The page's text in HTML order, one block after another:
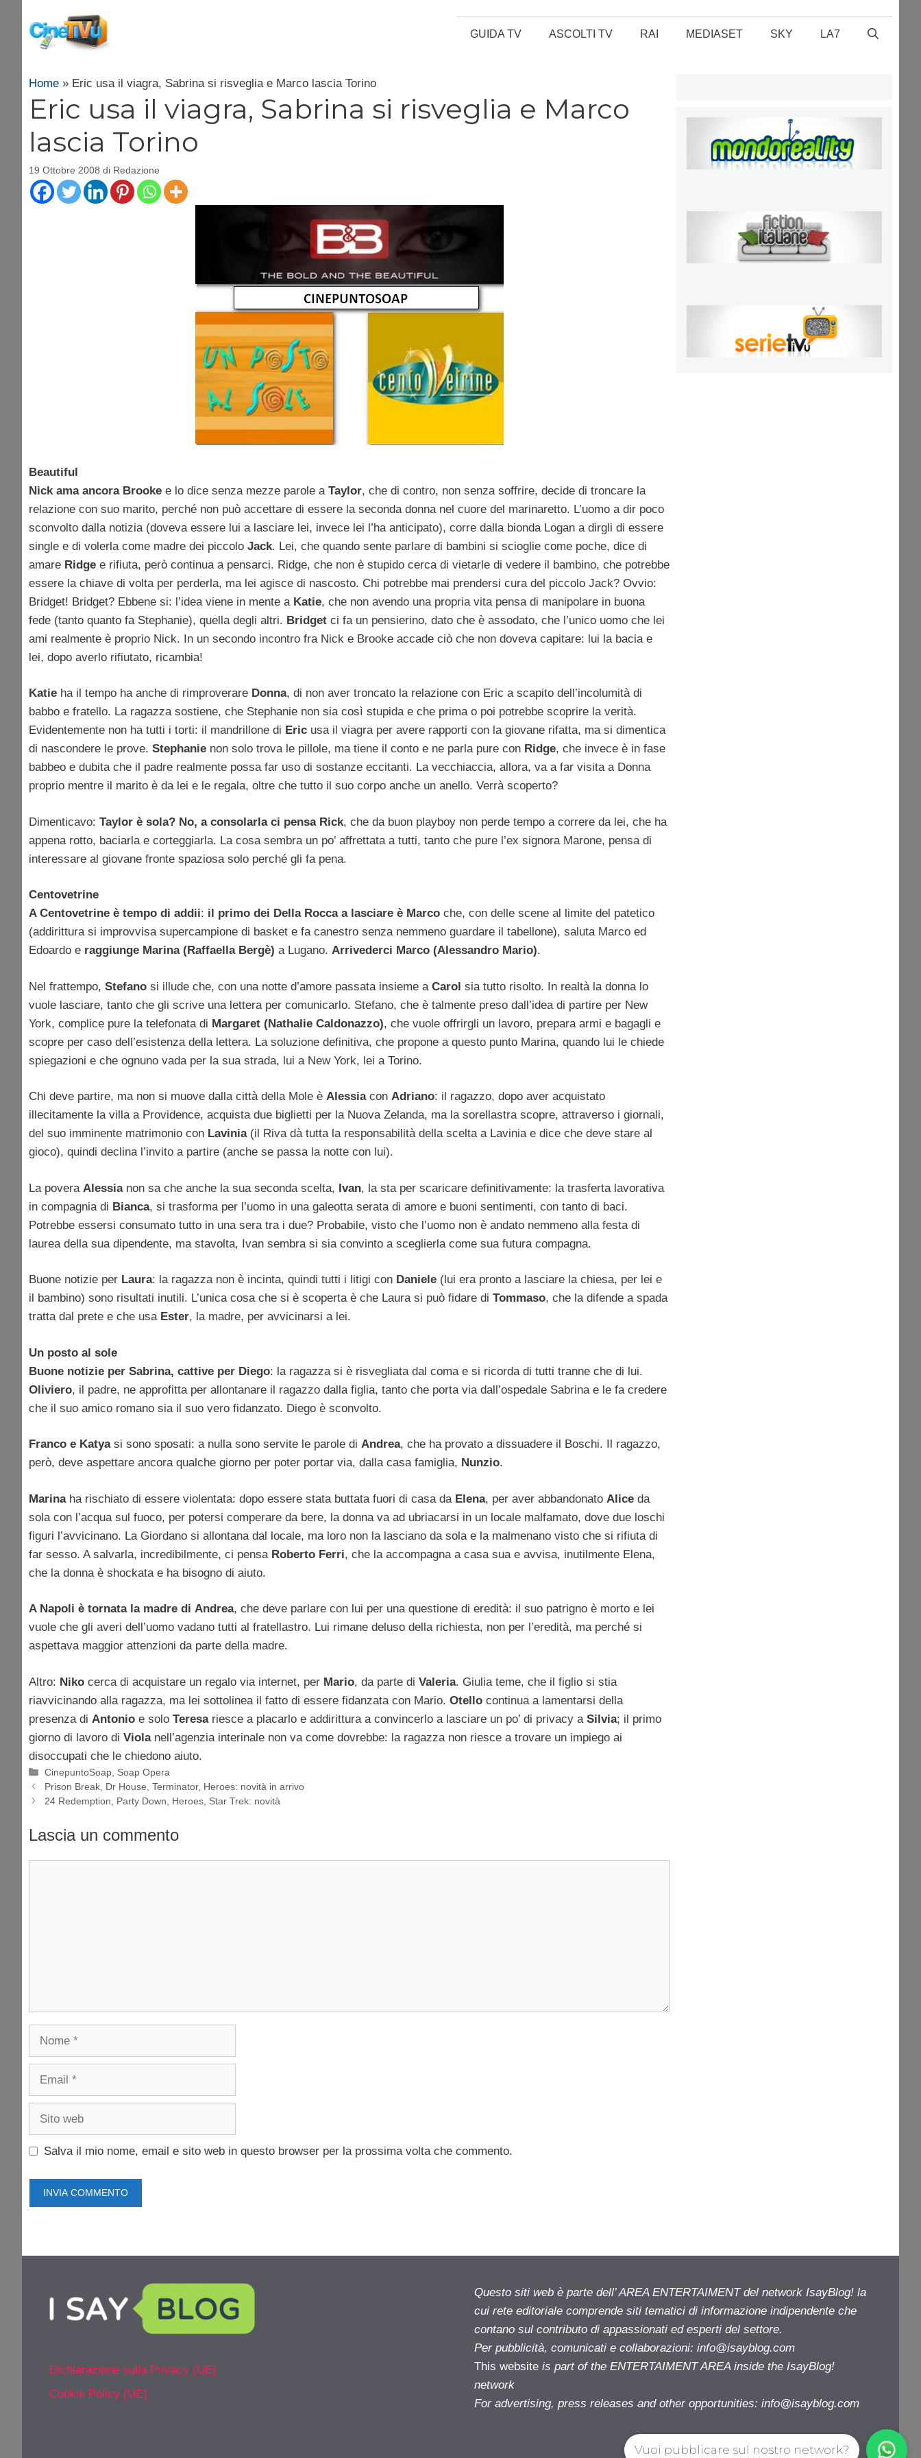
contenuto
GUIDA TV ASCOLTI TV RAI MEDIASET SKY LA7
Home » Eric usa il viagra, Sabrina si risveglia e Marco lascia Torino
Eric usa il viagra, Sabrina si risveglia e Marco
lascia Torino
19 Ottobre 2008 di Redazione
Beautiful
Nick ama ancora Brooke e lo dice senza mezze parole a Taylor, che di contro, non senza soffrire, decide di troncare la
relazione con suo marito, perché non può accettare di essere la seconda donna nel cuore del marinaretto. L’uomo a dir poco
sconvolto dalla notizia (doveva essere lui a lasciare lei, invece lei l’ha anticipato), corre dalla bionda Logan a dirgli di essere
single e di volerla come madre dei piccolo Jack. Lei, che quando sente parlare di bambini si scioglie come poche, dice di
amare Ridge e rifiuta, però continua a pensarci. Ridge, che non è stupido cerca di vietarle di vedere il bambino, che potrebbe
essere la chiave di volta per perderla, ma lei agisce di nascosto. Chi potrebbe mai prendersi cura del piccolo Jack? Ovvio:
Bridget! Bridget? Ebbene si: l’idea viene in mente a Katie, che non avendo una propria vita pensa di manipolare in buona
fede (tanto quanto fa Stephanie), quella degli altri. Bridget ci fa un pensierino, dato che è assodato, che l’unico uomo che lei
ami realmente è proprio Nick. In un secondo incontro fra Nick e Brooke accade ciò che non doveva capitare: lui la bacia e
lei, dopo averlo rifiutato, ricambia!
Katie ha il tempo ha anche di rimproverare Donna, di non aver troncato la relazione con Eric a scapito dell’incolumità di
babbo e fratello. La ragazza sostiene, che Stephanie non sia così stupida e che prima o poi potrebbe scoprire la verità.
Evidentemente non ha tutti i torti: il mandrillone di Eric usa il viagra per avere rapporti con la giovane rifatta, ma si dimentica
di nascondere le prove. Stephanie non solo trova le pillole, ma tiene il conto e ne parla pure con Ridge, che invece è in fase
babbeo e dubita che il padre realmente possa far uso di sostanze eccitanti. La vecchiaccia, allora, va a far visita a Donna
proprio mentre il marito è da lei e le regala, oltre che tutto il suo corpo anche un anello. Verrà scoperto?
Dimenticavo: Taylor è sola? No, a consolarla ci pensa Rick, che da buon playboy non perde tempo a correre da lei, che ha
appena rotto, baciarla e corteggiarla. La cosa sembra un po’ affrettata a tutti, tanto che pure l’ex signora Marone, pensa di
interessare al giovane fronte spaziosa solo perché gli fa pena.
Centovetrine
A Centovetrine è tempo di addii: il primo dei Della Rocca a lasciare è Marco che, con delle scene al limite del patetico
(addirittura si improvvisa supercampione di basket e fa canestro senza nemmeno guardare il tabellone), saluta Marco ed
Edoardo e raggiunge Marina (Raffaella Bergè) a Lugano. Arrivederci Marco (Alessandro Mario).
Nel frattempo, Stefano si illude che, con una notte d’amore passata insieme a Carol sia tutto risolto. In realtà la donna lo
vuole lasciare, tanto che gli scrive una lettera per comunicarlo. Stefano, che è talmente preso dall’idea di partire per New
York, complice pure la telefonata di Margaret (Nathalie Caldonazzo), che vuole offrirgli un lavoro, prepara armi e bagagli e
scopre per caso dell’esistenza della lettera. La soluzione definitiva, che propone a questo punto Marina, quando lui le chiede
spiegazioni e che ognuno vada per la sua strada, lui a New York, lei a Torino.
Chi deve partire, ma non si muove dalla città della Mole è Alessiacon Adriano: il ragazzo, dopo aver acquistato
illecitamente la villa a Providence, acquista due biglietti per la Nuova Zelanda, ma la sorellastra scopre, attraverso i giornali,
del suo imminente matrimonio con Lavinia(il Riva dà tutta la responsabilità della scelta a Lavinia e dice che deve stare al
gioco), quindi declina l’invito a partire (anche se passa la notte con lui).
La povera Alessianon sa che anche la sua seconda scelta, Ivan, la sta per scaricare definitivamente: la trasferta lavorativa
in compagnia di Bianca, si trasforma per l’uomo in una galeotta serata di amore e buoni sentimenti, con tanto di baci.
Potrebbe essersi consumato tutto in una sera tra i due? Probabile, visto che l’uomo non è andato nemmeno alla festa di
laurea della sua dipendente, ma stavolta, Ivan sembra si sia convinto a sceglierla come sua futura compagna.
Buone notizie per Laura: la ragazza non è incinta, quindi tutti i litigi con Daniele (lui era pronto a lasciare la chiesa, per lei e
il bambino) sono risultati inutili. L’unica cosa che si è scoperta è che Laura si può fidare di Tommaso, che la difende a spada
tratta dal prete e che usa Ester, la madre, per avvicinarsi a lei.
Un posto al sole
Buone notizie per Sabrina, cattive per Diego: la ragazza si è risvegliata dal coma e si ricorda di tutti tranne che di lui.
Oliviero, il padre, ne approfitta per allontanare il ragazzo dalla figlia, tanto che porta via dall’ospedale Sabrina e le fa credere
che il suo amico romano sia il suo vero fidanzato. Diego è sconvolto.
Franco e Katyasi sono sposati: a nulla sono servite le parole di Andrea, che ha provato a dissuadere il Boschi. Il ragazzo,
però, deve aspettare ancora qualche giorno per poter portar via, dalla casa famiglia, Nunzio.
Marinaha rischiato di essere violentata: dopo essere stata buttata fuori di casa da Elena, per aver abbandonato Alice da
sola con l’acqua sul fuoco, per potersi comperare da bere, la donna va ad ubriacarsi in un locale malfamato, dove due loschi
figuri l’avvicinano. La Giordano si allontana dal locale, ma loro non la lasciano da sola e la malmenano visto che si rifiuta di
far sesso. A salvarla, incredibilmente, ci pensa Roberto Ferri, che la accompagna a casa sua e avvisa, inutilmente Elena,
che la donna è shockata e ha bisogno di aiuto.
A Napoli è tornata la madre di Andrea, che deve parlare con lui per una questione di eredità: il suo patrigno è morto e lei
vuole che gli averi dell’uomo vadano tutti al fratellastro. Lui rimane deluso della richiesta, non per l’eredità, ma perché si
aspettava maggior attenzioni da parte della madre.
Altro: Niko cerca di acquistare un regalo via internet, per Mario, da parte di Valeria. Giulia teme, che il figlio si stia
riavvicinando alla ragazza, ma lei sottolinea il fatto di essere fidanzata con Mario. Otello continua a lamentarsi della
presenza di Antonio e solo Teresariesce a placarlo e addirittura a convincerlo a lasciare un po’ di privacy a Silvia; il primo
giorno di lavoro di Violanell’agenzia interinale non va come dovrebbe: la ragazza non riesce a trovare un impiego ai
disoccupati che le chiedono aiuto.
Categorie
CinepuntoSoap Soap Opera
Prison Break, Dr House, Terminator, Heroes: novità in arrivo
24 Redemption, Party Down, Heroes, Star Trek: novità
Lascia un commento
Nome
Email
Sito
Salva il mio nome, email e sito web in questo browser per la prossima volta che commento.
Dichiarazione sulla Privacy (UE)
Cookie Policy (UE)
Questo siti web è parte dell’ AREA ENTERTAIMENT del network IsayBlog! la
cui rete editoriale comprende siti tematici di informazione indipendente che
contano sul contributo di appassionati ed esperti del settore.
Per pubblicità, comunicati e collaborazioni: info@isayblog.com
This website is part of the ENTERTAIMENT AREA inside the IsayBlog!
network
For advertising, press releases and other opportunities: info@isayblog.com
Vuoi pubblicare sul nostro network?